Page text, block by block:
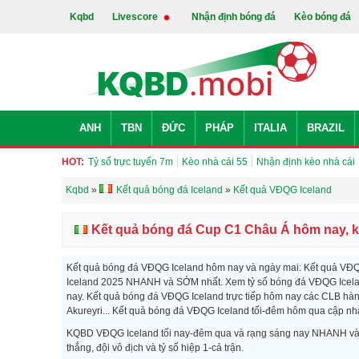
Kqbd Livescore Nhận định bóng đá Kèo bóng đá
ANH TBN ĐỨC PHÁP ITALIA BRAZIL
HOT: Tỷ số trực tuyến 7m Kèo nhà cái 55 Nhận định kèo nhà cái
Kqbd » Kết quả bóng đá Iceland » Kết quả VĐQG Iceland
Kết quả bóng đá Cup C1 Châu Á hôm nay,
Kết quả bóng đá VĐQG Iceland hôm nay và ngày mai: Kết quả
Iceland 2025 NHANH và SỚM nhất. Xem tỷ số bóng đá VĐQG
nay. Kết quả bóng đá VĐQG Iceland trực tiếp hôm nay các CLB
Akureyri... Kết quả bóng đá VĐQG Iceland tối-đêm hôm qua cập
KQBD VĐQG Iceland tối nay-đêm qua và rạng sáng nay NHANH
thắng, đội vô địch và tỷ số hiệp 1-cả trận.